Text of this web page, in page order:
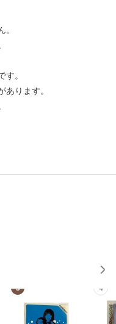
。
ります。
3 4